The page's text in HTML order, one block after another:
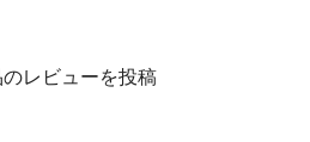
のレビューを投稿